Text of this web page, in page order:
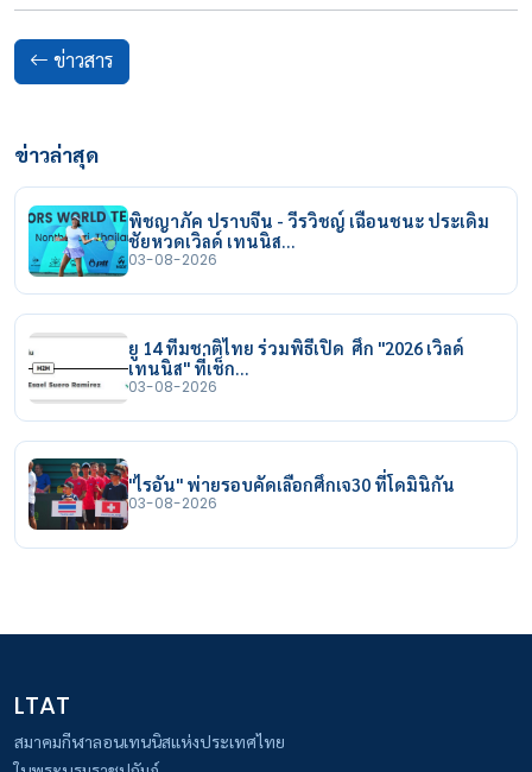
ข่าวสาร
ข่าวล่าสุด
พิชญาภัค ปราบจีน - วีรวิชญ์ เฉือนชนะ ประเดิม
ชัยหวดเวิลด์ เทนนิส…
03-08-2026
ยู 14 ทีมชาติไทย ร่วมพิธีเปิด ศึก "2026 เวิลด์
เทนนิส" ที่เช็ก…
03-08-2026
"ไรอัน" พ่ายรอบคัดเลือกศึกเจ30 ที่โดมินิกัน
03-08-2026
LTAT
สมาคมกีฬาลอนเทนนิสแห่งประเทศไทย